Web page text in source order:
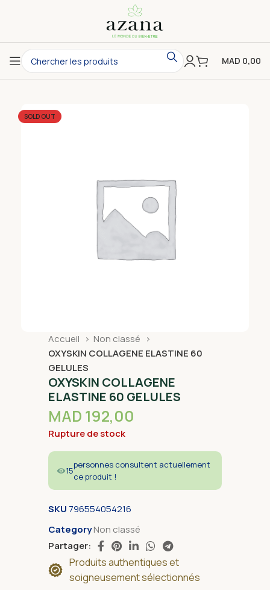
MAD 0,00
SOLD OUT
Accueil
Non classé
OXYSKIN COLLAGENE ELASTINE 60
GELULES
OXYSKIN COLLAGENE
ELASTINE 60 GELULES
MAD 192,00
Rupture de stock
15
personnes consultent actuellement
ce produit !
SKU 796554054216
CategoryNon classé
Partager:
Produits authentiques et
soigneusement sélectionnés